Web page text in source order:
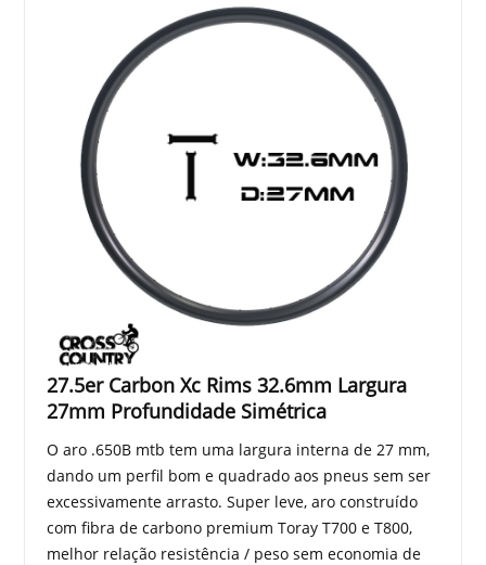
27.5er Carbon Xc Rims 32.6mm Largura
27mm Profundidade Simétrica
O aro .650B mtb tem uma largura interna de 27 mm,
dando um perfil bom e quadrado aos pneus sem ser
excessivamente arrasto. Super leve, aro construído
com fibra de carbono premium Toray T700 e T800,
melhor relação resistência / peso sem economia de